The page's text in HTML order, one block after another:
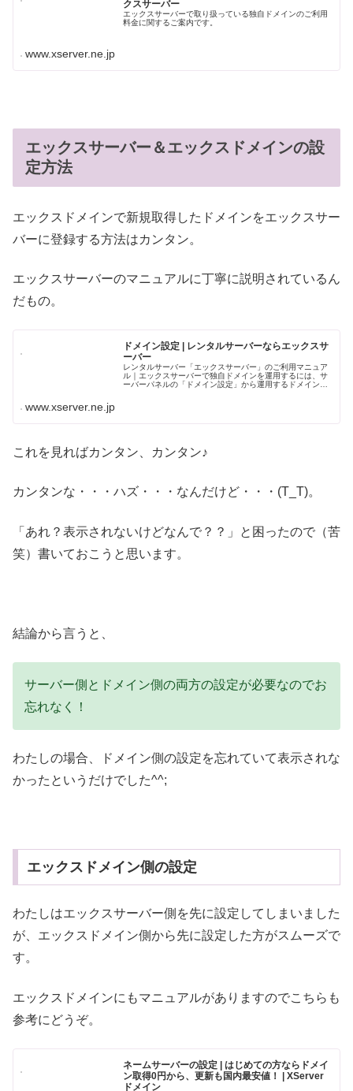
クスサーバー
エックスサーバーで取り扱っている独自ドメインのご利用
料金に関するご案内です。
www.xserver.ne.jp
エックスサーバー＆エックスドメインの設
定方法
エックスドメインで新規取得したドメインをエックスサー
バーに登録する方法はカンタン。
エックスサーバーのマニュアルに丁寧に説明されているん
だもの。
ドメイン設定 | レンタルサーバーならエックスサ
ーバー
レンタルサーバー「エックスサーバー」のご利用マニュア
ル｜エックスサーバーで独自ドメインを運用するには、サ
ーバーパネルの「ドメイン設定」から運用するドメイン名
www.xserver.ne.jp
これを見ればカンタン、カンタン♪
カンタンな・・・ハズ・・・なんだけど・・・(T_T)。
「あれ？表示されないけどなんで？？」と困ったので（苦
笑）書いておこうと思います。
結論から言うと、
サーバー側とドメイン側の両方の設定が必要なのでお
忘れなく！
わたしの場合、ドメイン側の設定を忘れていて表示されな
かったというだけでした^^;
エックスドメイン側の設定
わたしはエックスサーバー側を先に設定してしまいました
が、エックスドメイン側から先に設定した方がスムーズで
す。
エックスドメインにもマニュアルがありますのでこちらも
参考にどうぞ。
ネームサーバーの設定 | はじめての方ならドメイ
ン取得0円から、更新も国内最安値！ | XServer
ドメイン